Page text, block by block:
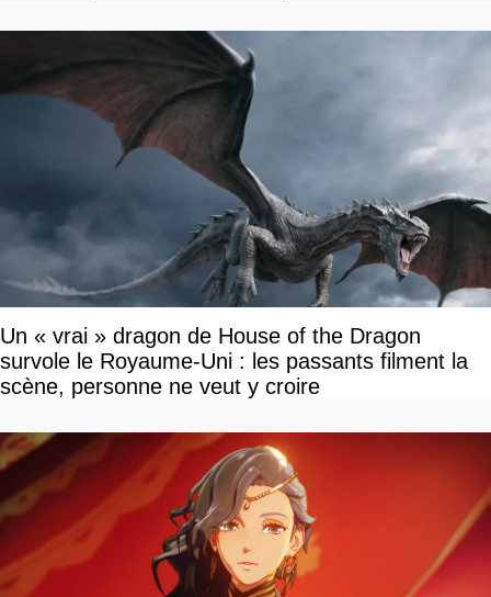
Un « vrai » dragon de House of the Dragon
survole le Royaume-Uni : les passants filment la
scène, personne ne veut y croire